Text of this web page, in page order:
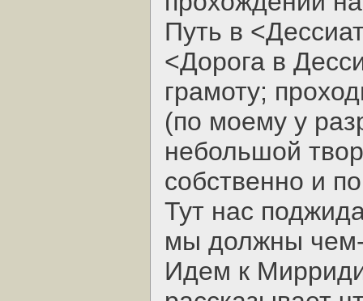
Путь в
<Дорога в
грамоту;
(по моему у
небольшой
собственно и
Тут нас
мы должны
Идем к